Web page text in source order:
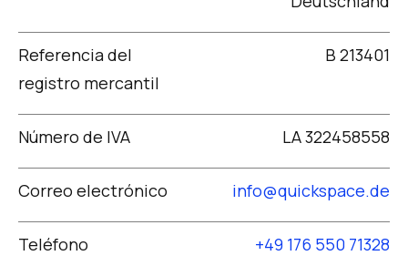
B 213401
Referencia del
registro mercantil
LA 322458558
Número de IVA
info@quickspace.de
Correo electrónico
+49 176 550 71328
Teléfono